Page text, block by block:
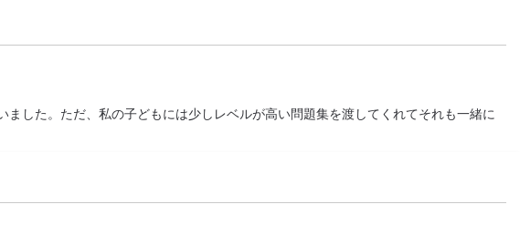
した。ただ、私の子どもには少しレベルが高い問題集を渡してくれてそれも一緒に